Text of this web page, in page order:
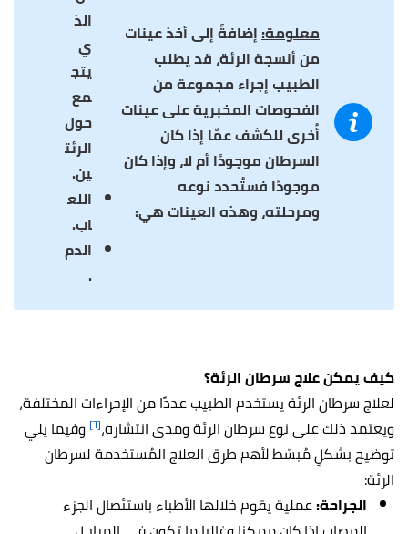
معلومة:إضافةً إلى أخذ عينات
من أنسجة الرئة، قد يطلب
الطبيب إجراء مجموعة من
الفحوصات المخبرية على عينات
أُخرى للكشف عمّا إذا كان
السرطان موجودًا أم لا، وإذا كان
موجودًا فستُحدد نوعه
ومرحلته، وهذه العينات هي:
الذ
ي
يتج
مع
حول
الرئت
ين.
اللع
اب.
الدم
.
كيف يمكن علاج سرطان الرئة؟
لعلاج سرطان الرئة يستخدم الطبيب عددًا من الإجراءات المختلفة،
ويعتمد ذلك على نوع سرطان الرئة ومدى انتشاره،[٦] وفيما يلي
توضيح بشكلٍ مُبسّط لأهم طرق العلاج المُستخدمة لسرطان
الرئة:
الجراحة:عملية يقوم خلالها الأطباء باستئصال الجزء